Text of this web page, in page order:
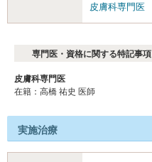
皮膚科専門医
専門医・資格に関する特記事項
皮膚科専門医
在籍：高橋 祐史 医師
実施治療